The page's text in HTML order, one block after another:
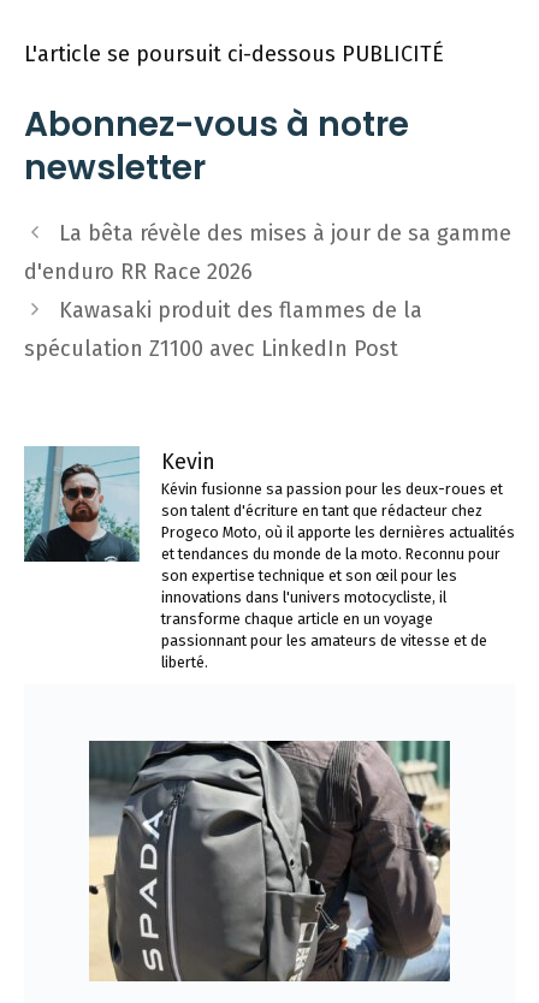
L'article se poursuit ci-dessous PUBLICITÉ
Abonnez-vous à notre
newsletter
Navigation
des
La bêta révèle des mises à jour de sa gamme
d'enduro RR Race 2026
Kawasaki produit des flammes de la
spéculation Z1100 avec LinkedIn Post
Kevin
Kévin fusionne sa passion pour les deux-roues et
son talent d'écriture en tant que rédacteur chez
Progeco Moto, où il apporte les dernières actualités
et tendances du monde de la moto. Reconnu pour
son expertise technique et son œil pour les
innovations dans l'univers motocycliste, il
transforme chaque article en un voyage
passionnant pour les amateurs de vitesse et de
liberté.